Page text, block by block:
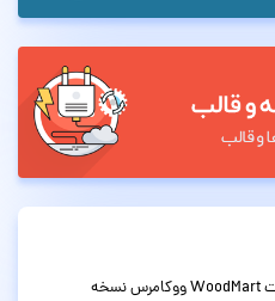
قالب فروشگاهی چندمنظوره وودمارت WoodMart ووکامرس نسخه